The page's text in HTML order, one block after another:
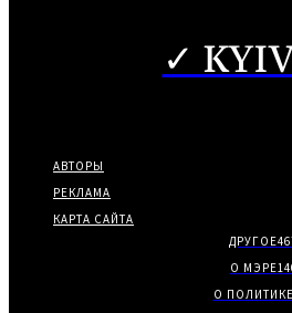
✓
АВТОРЫ
РЕКЛАМА
КАРТА САЙТА
ДРУГОЕ
О МЭРЕ
О ПОЛИТИКЕ